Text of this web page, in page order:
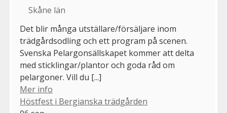
Skåne län
Det blir många utställare/försäljare inom
trädgårdsodling och ett program på scenen.
Svenska Pelargonsällskapet kommer att delta
med sticklingar/plantor och goda råd om
pelargoner. Vill du [...]
Mer info
Höstfest i Bergianska trädgården